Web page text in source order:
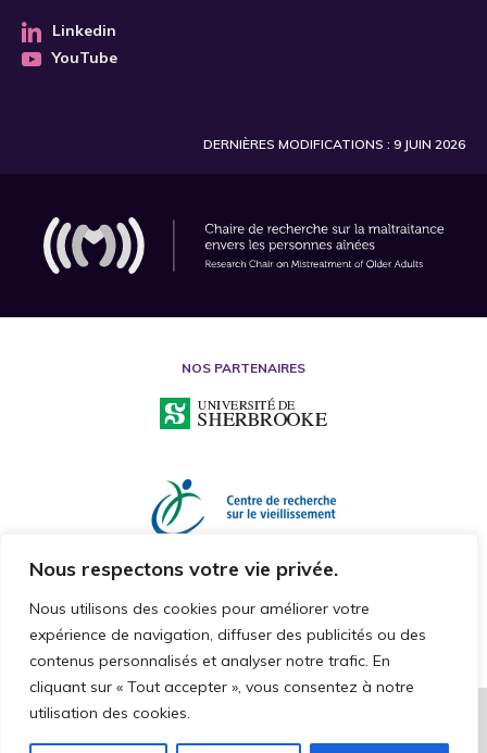
Nous respectons votre vie privée.
Nous utilisons des cookies pour améliorer votre
expérience de navigation, diffuser des publicités ou des
contenus personnalisés et analyser notre trafic. En
cliquant sur « Tout accepter », vous consentez à notre
utilisation des cookies.
Linkedin
YouTube
DERNIÈRES MODIFICATIONS : 9 JUIN 2026
NOS PARTENAIRES
2026 © CHAIRE DE RECHERCHE SUR LA MALTRAITANCE ENVERS LES